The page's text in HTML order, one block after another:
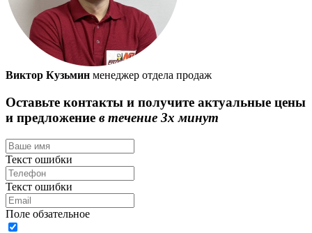
Виктор Кузьмин менеджер отдела продаж
Оставьте контакты и получите актуальные цены
и предложение в течение 3х минут
Текст ошибки
Текст ошибки
Поле обзательное